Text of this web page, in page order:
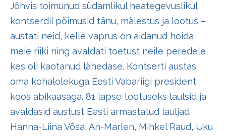
Jõhvis toimunud südamlikul heategevuslikul
kontserdil põimusid tänu, mälestus ja lootus –
austati neid, kelle vaprus on aidanud hoida
meie riiki ning avaldati toetust neile peredele,
kes oli kaotanud lähedase. Kontserti austas
oma kohalolekuga Eesti Vabariigi president
koos abikaasaga. 81 lapse toetuseks laulsid ja
avaldasid austust Eesti armastatud lauljad
Hanna-Liina Võsa, An-Marlen, Mihkel Raud, Uku